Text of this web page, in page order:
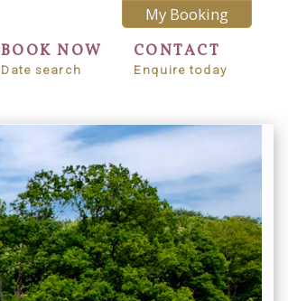
BOOK NOW
Date search
CONTACT
Enquire today
My Booking